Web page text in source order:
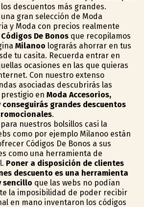
descuentos más grandes.
gran selección de Moda
y Moda con precios realmente
Códigos De Bonosque recopilamos
Milanoo lograrás ahorrar en tus
tu casita. Recuerda entrar en
ocasiones en las que quieras
Con nuestro extenso
asociadas descubrirás las
en Moda Accesorios,
conseguirás grandes descuentos
.
nuestros bolsillos casi la
como por ejemplo Milanoo están
Códigos De Bonos a sus
como una herramienta de
Poner a disposición de clientes
descuento es una herramienta
sencillo que las webs no podían
la imposibilidad de poder recibir
en mano inventaron los códigos